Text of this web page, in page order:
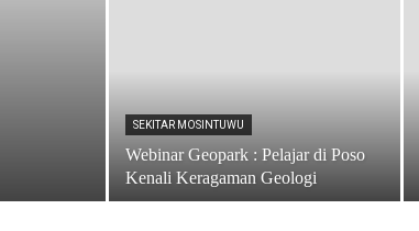
SEKITAR MOSINTUWU
Webinar Geopark : Pelajar di Poso
Kenali Keragaman Geologi